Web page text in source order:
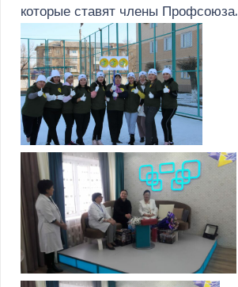
которые ставят члены Профсоюза.